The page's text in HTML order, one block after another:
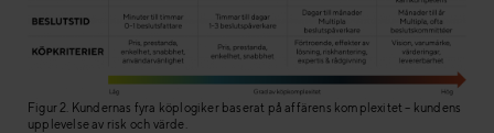
Figur 2. Kundernas fyra köplogiker baserat på affärens komplexitet – kundens
upplevelse av risk och värde.